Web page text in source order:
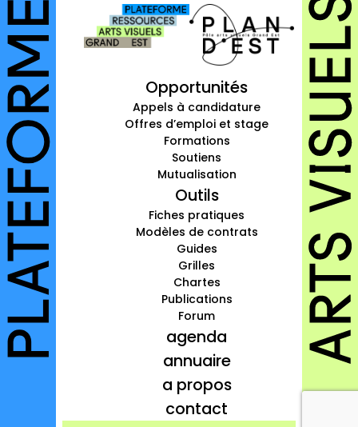
structures
autres annuaires
à propos
contact
Connexion
Inscription
Opportunités
Appels à candidature
Offres d’emploi et stage
Formations
Soutiens
Mutualisation
Outils
Fiches pratiques
Modèles de contrats
Guides
Grilles
Chartes
Publications
Forum
agenda
annuaire
a propos
contact